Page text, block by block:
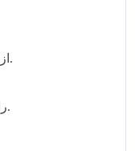
از پخش تمام صفحه پشتیبانی کنید.
سرعت پخش SWF را تنظیم کنید.